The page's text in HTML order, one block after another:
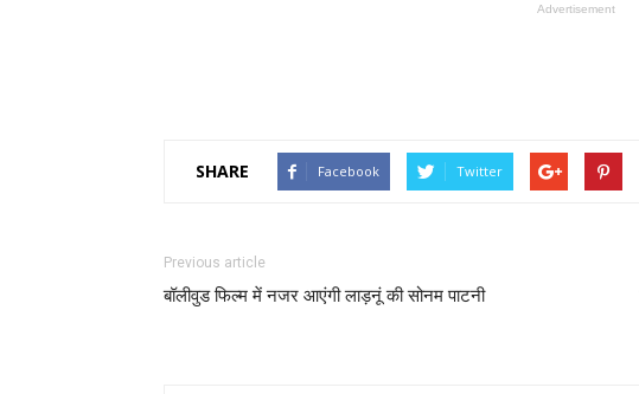
Advertisement
SHARE Facebook Twitter
Previous article
बॉलीवुड फिल्म में नजर आएंगी लाड़नूं की सोनम पाटनी